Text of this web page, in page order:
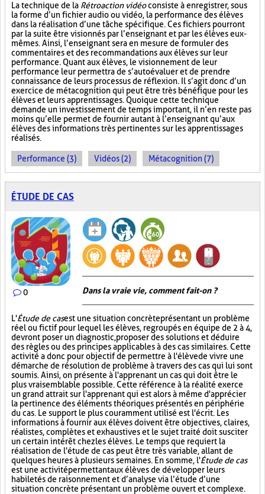
La technique de la Rétroaction vidéoconsiste à enregistrer, sous
la forme d’un fichier audio ou vidéo, la performance des élèves
dans la réalisation d’une tâche spécifique. Ces fichiers pourront
par la suite être visionnés par l’enseignant et par les élèves eux-
mêmes. Ainsi, l’enseignant sera en mesure de formuler des
commentaires et des recommandations aux élèves sur leur
performance. Quant aux élèves, le visionnement de leur
performance leur permettra de s’autoévaluer et de prendre
connaissance de leurs processus de réflexion. Il s’agit donc d’un
exercice de métacognition qui peut être très bénéfique pour les
élèves et leurs apprentissages. Quoique cette technique
demande un investissement de temps important, il n’en reste pas
moins qu’elle permet de fournir autant à l’enseignant qu’aux
élèves des informations très pertinentes sur les apprentissages
réalisés.
Performance (3) Vidéos (2) Métacognition (7)
ÉTUDE DE CAS
0 Dans la vraie vie, comment fait-on ?
L'Étude de casest une situation concrète présentant un problème
réel ou fictif pour lequel les élèves, regroupés en équipe de 2 à 4,
devront poser un diagnostic, proposer des solutions et déduire
des règles ou des principes applicables à des cas similaires. Cette
activité a donc pour objectif de permettre à l'élève de vivre une
démarche de résolution de problème à travers des cas qui lui sont
soumis. Ainsi, on présente à l'apprenant un cas qui doit être le
plus vraisemblable possible. Cette référence à la réalité exerce
un grand attrait sur l'apprenant qui est alors à même d'apprécier
la pertinence des éléments théoriques présentés en périphérie
du cas. Le support le plus couramment utilisé est l'écrit. Les
informations à fournir aux élèves doivent être objectives, claires,
réalistes, complètes et exhaustives et le sujet traité doit susciter
un certain intérêt chez les élèves. Le temps que requiert la
réalisation de l'étude de cas peut être très variable, allant de
quelques heures à plusieurs semaines. En somme, l'Étude de cas
est une activité permettant aux élèves de développer leurs
habiletés de raisonnement et d’analyse via l’étude d’une
situation concrète présentant un problème ouvert et complexe.